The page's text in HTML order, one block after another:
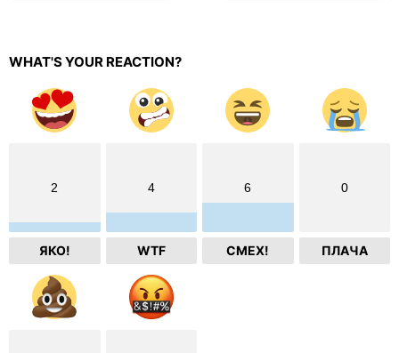
WHAT'S YOUR REACTION?
2
ЯКО!
4
WTF
6
СМЕХ!
0
ПЛАЧА